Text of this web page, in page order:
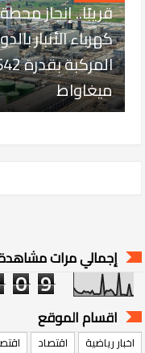
قريبًا.. إنجاز محطة
كهرباء الأنبار
المركبة
ميغاواط
إجمالي مرات
0 9
اقسام الموقع
اخبار رياضية اقتصاد